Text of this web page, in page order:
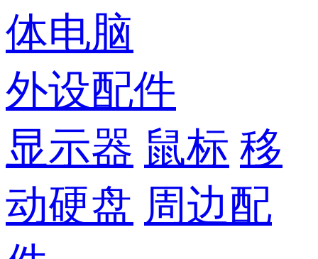
体电脑
外设配件
显示器 鼠标 移
动硬盘 周边配